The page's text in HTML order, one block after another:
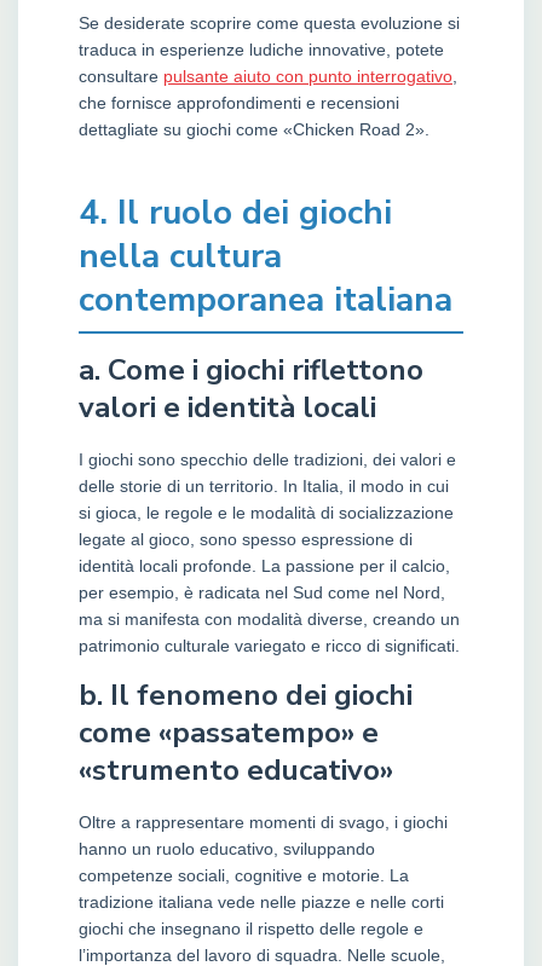
Se desiderate scoprire come questa evoluzione si
traduca in esperienze ludiche innovative, potete
consultare pulsante aiuto con punto interrogativo
che fornisce approfondimenti e recensioni
dettagliate su giochi come «Chicken Road 2».
4. Il ruolo dei giochi
nella cultura
contemporanea italiana
a. Come i giochi riflettono
valori e identità locali
I giochi sono specchio delle tradizioni, dei valori e
delle storie di un territorio. In Italia, il modo in cui
si gioca, le regole e le modalità di socializzazione
legate al gioco, sono spesso espressione di
identità locali profonde. La passione per il calcio,
per esempio, è radicata nel Sud come nel Nord,
ma si manifesta con modalità diverse, creando un
patrimonio culturale variegato e ricco di significati.
b. Il fenomeno dei giochi
come «passatempo» e
«strumento educativo»
Oltre a rappresentare momenti di svago, i giochi
hanno un ruolo educativo, sviluppando
competenze sociali, cognitive e motorie. La
tradizione italiana vede nelle piazze e nelle corti
giochi che insegnano il rispetto delle regole e
l’importanza del lavoro di squadra. Nelle scuole,